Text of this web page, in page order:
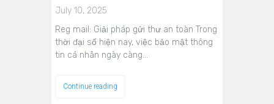
July 10, 2025
Reg mail: Giải pháp gửi thư an toàn Trong
thời đại số hiện nay, việc bảo mật thông
tin cá nhân ngày càng…
Continue reading